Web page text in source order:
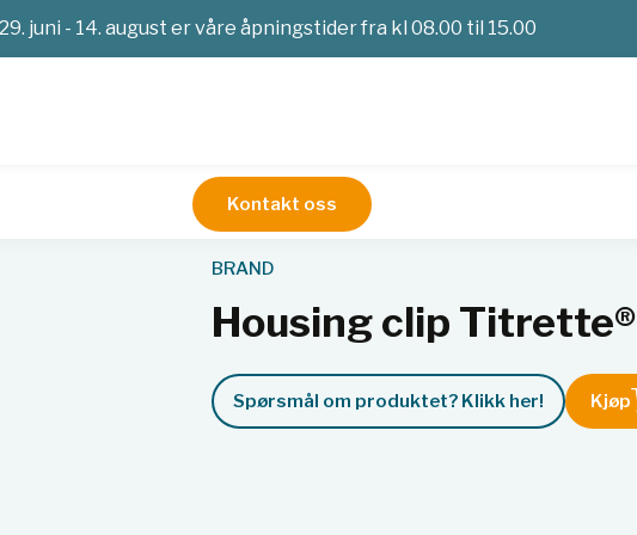
29. juni - 14. august er våre åpningstider fra kl 08.00 til 15.00
Kontakt oss
BRAND
Housing clip Titrette®
Spørsmål om produktet? Klikk her! Kjøp